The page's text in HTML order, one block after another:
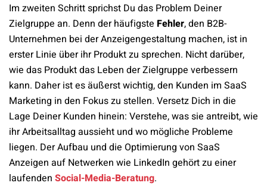
Im zweiten Schritt sprichst Du das Problem Deiner
Zielgruppe an. Denn der häufigste Fehler, den B2B-
Unternehmen bei der Anzeigengestaltung machen, ist in
erster Linie über ihr Produkt zu sprechen. Nicht darüber,
wie das Produkt das Leben der Zielgruppe verbessern
kann. Daher ist es äußerst wichtig, den Kunden im SaaS
Marketing in den Fokus zu stellen. Versetz Dich in die
Lage Deiner Kunden hinein: Verstehe, was sie antreibt, wie
ihr Arbeitsalltag aussieht und wo mögliche Probleme
liegen. Der Aufbau und die Optimierung von SaaS
Anzeigen auf Netwerken wie LinkedIn gehört zu einer
laufenden Social-Media-Beratung.